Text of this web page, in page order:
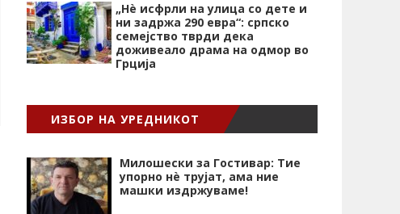
„Нѐ исфрли на улица со дете и
ни задржа 290 евра“: српско
семејство тврди дека
доживеало драма на одмор во
Грција
ИЗБОР НА УРЕДНИКОТ
Милошески за Гостивар: Тие
упорно нѐ трујат, ама ние
машки издржуваме!